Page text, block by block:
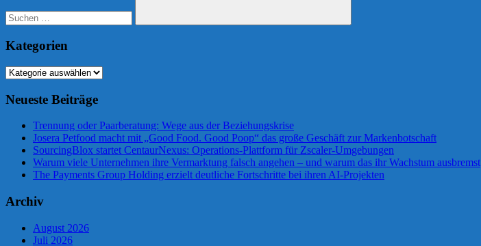
Suchen
Kategorien
Kategorien
Neueste Beiträge
Trennung oder Paarberatung: Wege aus der Beziehungskrise
Josera Petfood macht mit „Good Food. Good Poop“ das große Geschäft zur Markenbotschaft
SourcingBlox startet CentaurNexus: Operations-Plattform für Zscaler-Umgebungen
Warum viele Unternehmen ihre Vermarktung falsch angehen – und warum das ihr Wachstum ausbremst
The Payments Group Holding erzielt deutliche Fortschritte bei ihren AI-Projekten
Archiv
August 2026
Juli 2026